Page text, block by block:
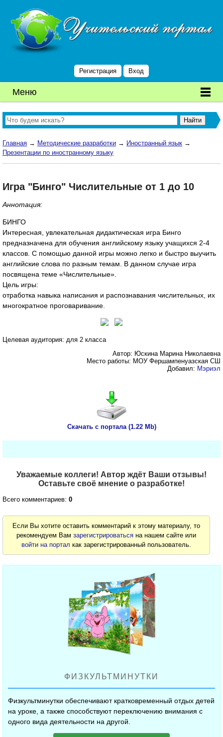
Регистрация Вход
Меню
Главная → Методические разработки → Иностранный язык →
Презентации по иностранному языку
Игра "Бинго" Числительные от 1 до 10
Аннотация:
БИНГО
Интересная, увлекательная дидактическая игра Бинго
предназначена для обучения английскому языку учащихся 2-4
классов. С помощью данной игры можно легко и быстро выучить
английские слова по разным темам. В данном случае игра
посвящена теме «Числительные».
Цель игры:
отработка навыка написания и распознавания числительных, их
многократное проговаривание.
Целевая аудитория: для 2 класса
Автор: Юскина Марина Николаевна
Место работы: МОУ Фершампенуазская СШ
Добавил: Мэриэл
Скачать с портала (1.22 Mb)
Уважаемые коллеги! Автор ждёт Ваши отзывы!
Оставьте своё мнение о разработке!
Всего комментариев: 0
Если Вы хотите оставить комментарий к этому материалу, то
рекомендуем Вамзарегистрироваться на нашем сайте или
войти на портал как зарегистрированный пользователь.
ФИЗКУЛЬТМИНУТКИ
Физкультминутки обеспечивают кратковременный отдых детей
на уроке, а также способствуют переключению внимания с
одного вида деятельности на другой.